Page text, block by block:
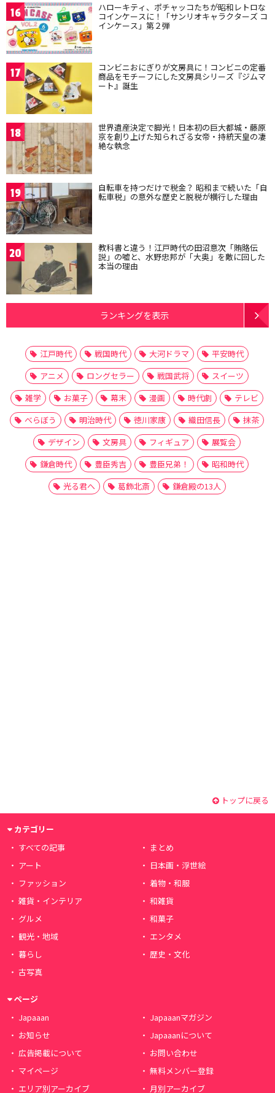
16 ハローキティ、ポチャッコたちが昭和レトロな
コインケースに！「サンリオキャラクターズ コ
インケース」第２弾
17 コンビニおにぎりが文房具に！コンビニの定番
商品をモチーフにした文房具シリーズ『ジムマ
ート』誕生
18 世界遺産決定で脚光！日本初の巨大都城・藤原
京を創り上げた知られざる女帝・持統天皇の凄
絶な執念
19 自転車を持つだけで税金？ 昭和まで続いた「自
転車税」の意外な歴史と脱税が横行した理由
20 教科書と違う！江戸時代の田沼意次「賄賂伝
説」の嘘と、水野忠邦が「大奥」を敵に回した
本当の理由
ランキングを表示
江戸時代 戦国時代 大河ドラマ
平安時代
アニメ
ロングセラー 戦国武将
スイーツ
雑学
お菓子 幕末 漫画 時代劇
テレビ
べらぼう
明治時代 徳川家康 織田信長
抹茶
デザイン
文房具 フィギュア
展覧会
鎌倉時代
豊臣秀吉 豊臣兄弟！
昭和時代
光る君へ
葛飾北斎 鎌倉殿の13人
トップに戻る
カテゴリー
すべての記事
まとめ
アート
日本画・浮世絵
ファッション
着物・和服
雑貨・インテリア
和雑貨
グルメ
和菓子
観光・地域
エンタメ
暮らし
歴史・文化
古写真
ページ
Japaaan
Japaaanマガジン
お知らせ
Japaaanについて
広告掲載について
お問い合わせ
マイページ
無料メンバー登録
エリア別アーカイブ
月別アーカイブ